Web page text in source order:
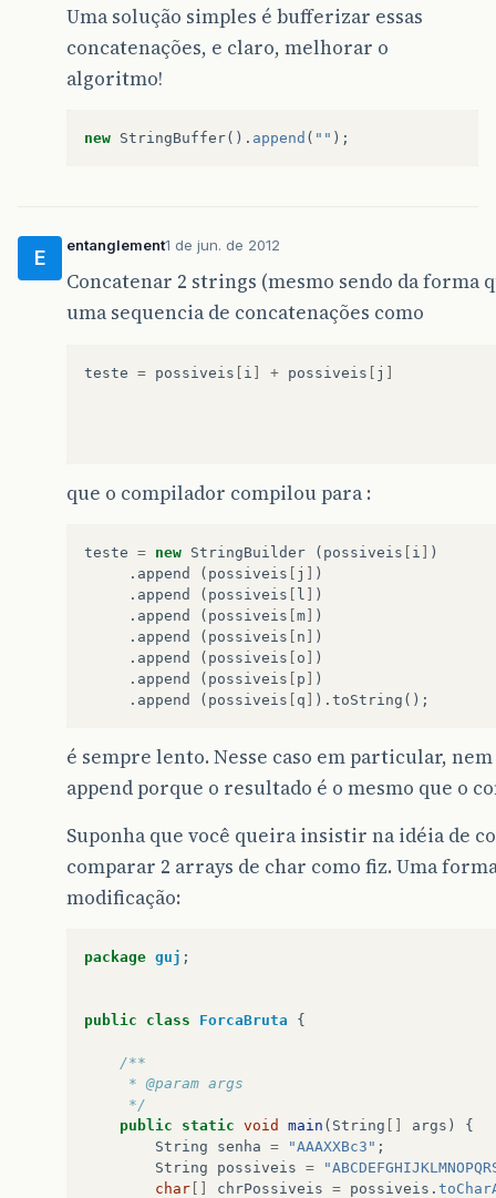
Uma solução simples é bufferizar essas
concatenações, e claro, melhorar o
algoritmo!
new StringBuffer(). append ( "" );
E
entanglement1 de jun. de 2012
Concatenar 2 strings (mesmo sendo da
uma sequencia de concatenações como
teste = possiveis i + possiveis j
que o compilador compilou para :
teste = new StringBuilder ( possiveis i
)
. append ( possiveis j
)
. append ( possiveis l
)
. append ( possiveis m
)
. append ( possiveis n
)
. append ( possiveis o
)
. append ( possiveis p
)
. append ( possiveis q ). toString ();
é sempre lento. Nesse caso em particular,
append porque o resultado é o mesmo que o
Suponha que você queira insistir na idéia de
comparar 2 arrays de char como fiz. Uma
modificação:
package guj ;
public class ForcaBruta {
/**
     * @param args
     */
public
static void main ( String args )
{
String
senha = "AAAXXBc3" ;
String
possiveis =
char
chrPossiveis = possiveis .